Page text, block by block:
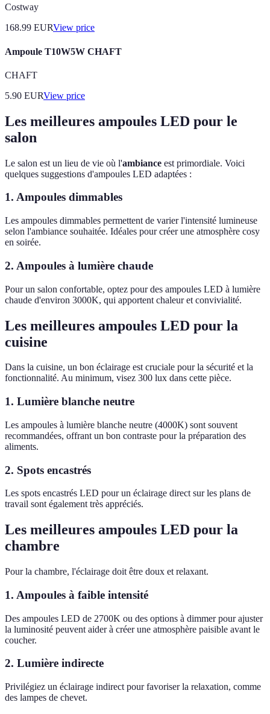
Costway
168.99 EURView price
Ampoule T10W5W CHAFT
CHAFT
5.90 EURView price
Les meilleures ampoules LED pour le
salon
Le salon est un lieu de vie où l'ambiance est primordiale. Voici
quelques suggestions d'ampoules LED adaptées :
1. Ampoules dimmables
Les ampoules dimmables permettent de varier l'intensité lumineuse
selon l'ambiance souhaitée. Idéales pour créer une atmosphère cosy
en soirée.
2. Ampoules à lumière chaude
Pour un salon confortable, optez pour des ampoules LED à lumière
chaude d'environ 3000K, qui apportent chaleur et convivialité.
Les meilleures ampoules LED pour la
cuisine
Dans la cuisine, un bon éclairage est cruciale pour la sécurité et la
fonctionnalité. Au minimum, visez 300 lux dans cette pièce.
1. Lumière blanche neutre
Les ampoules à lumière blanche neutre (4000K) sont souvent
recommandées, offrant un bon contraste pour la préparation des
aliments.
2. Spots encastrés
Les spots encastrés LED pour un éclairage direct sur les plans de
travail sont également très appréciés.
Les meilleures ampoules LED pour la
chambre
Pour la chambre, l'éclairage doit être doux et relaxant.
1. Ampoules à faible intensité
Des ampoules LED de 2700K ou des options à dimmer pour ajuster
la luminosité peuvent aider à créer une atmosphère paisible avant le
coucher.
2. Lumière indirecte
Privilégiez un éclairage indirect pour favoriser la relaxation, comme
des lampes de chevet.